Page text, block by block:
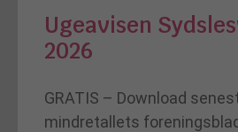
Ugeavisen
2026
GRATIS – Download
mindretallets